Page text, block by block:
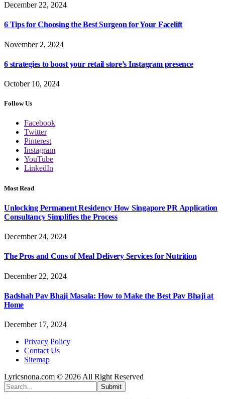
December 22, 2024
6 Tips for Choosing the Best Surgeon for Your Facelift
November 2, 2024
6 strategies to boost your retail store’s Instagram presence
October 10, 2024
Follow Us
Facebook
Twitter
Pinterest
Instagram
YouTube
LinkedIn
Most Read
Unlocking Permanent Residency How Singapore PR Application
Consultancy Simplifies the Process
December 24, 2024
The Pros and Cons of Meal Delivery Services for Nutrition
December 22, 2024
Badshah Pav Bhaji Masala: How to Make the Best Pav Bhaji at
Home
December 17, 2024
Privacy Policy
Contact Us
Sitemap
Lyricsnona.com © 2026 All Right Reserved
Submit